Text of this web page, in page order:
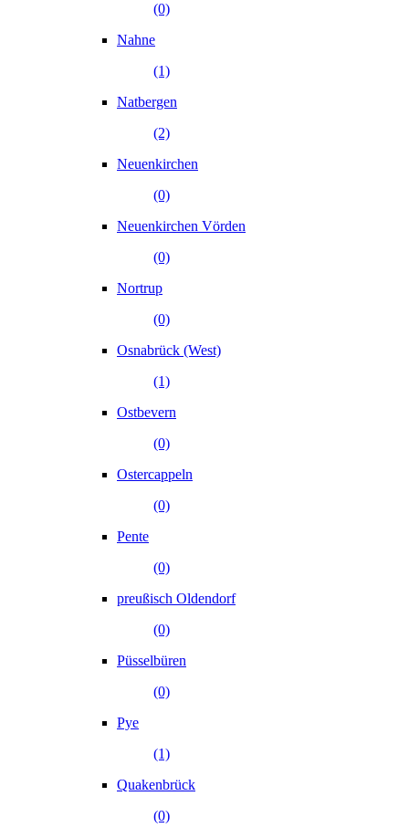
(0)
Nahne
(1)
Natbergen
(2)
Neuenkirchen
(0)
Neuenkirchen Vörden
(0)
Nortrup
(0)
Osnabrück (West)
(1)
Ostbevern
(0)
Ostercappeln
(0)
Pente
(0)
preußisch Oldendorf
(0)
Püsselbüren
(0)
Pye
(1)
Quakenbrück
(0)